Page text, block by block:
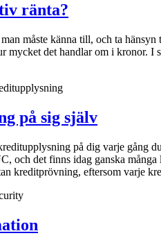
ränta?
måste känna till, och ta
mycket det handlar om i kronor. I
på sig själv
på dig varje gång
och det finns idag ganska
kreditprövning, eftersom varje